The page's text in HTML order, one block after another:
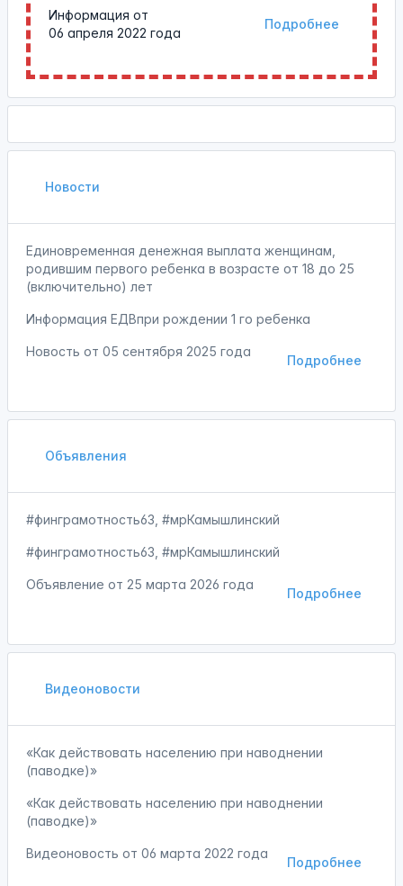
Подробнее
Информация от
06 апреля 2022 года
Новости
Единовременная денежная выплата женщинам,
родившим первого ребенка в возрасте от 18 до 25
(включительно) лет
Информация ЕДВпри рождении 1 го ребенка
Подробнее
Новость от 05 сентября 2025 года
Объявления
#финграмотность63, #мрКамышлинский
#финграмотность63, #мрКамышлинский
Подробнее
Объявление от 25 марта 2026 года
Видеоновости
«Как действовать населению при наводнении
(паводке)»
«Как действовать населению при наводнении
(паводке)»
Подробнее
Видеоновость от 06 марта 2022 года